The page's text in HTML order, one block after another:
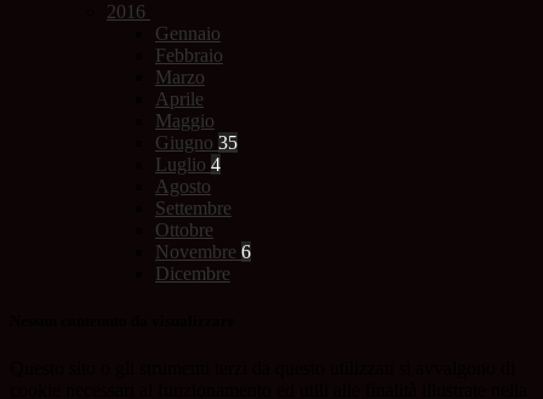
2016
Gennaio
Febbraio
Marzo
Aprile
Maggio
Giugno 35
Luglio 4
Agosto
Settembre
Ottobre
Novembre 6
Dicembre